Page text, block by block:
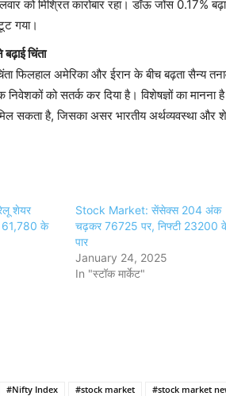
को मिश्रित कारोबार रहा। डॉऊ जोंस 0.17%
गया।
चिंता
फिलहाल अमेरिका और ईरान के बीच बढ़ता सैन्य
को सतर्क कर दिया है। विशेषज्ञों का
सकता है, जिसका असर भारतीय अर्थव्यवस्था और
शेयर
61,780 के
Stock Market: सेंसेक्स 204 अंक
चढ़कर 76725 पर, निफ्टी 23200
पार
January 24, 2025
In "स्टॉक मार्केट"
#Nifty Index #stock market #stock market